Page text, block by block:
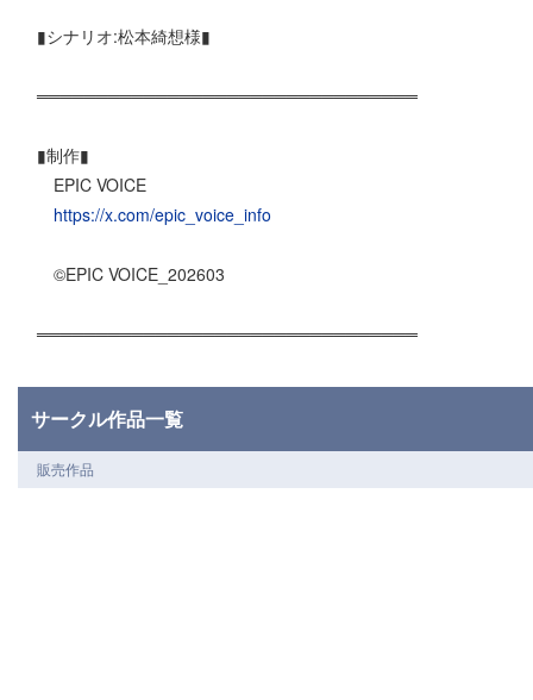
▮シナリオ:松本綺想様▮
════════════════════════════════
▮制作▮
EPIC VOICE
https://x.com/epic_voice_info
©EPIC VOICE_202603
════════════════════════════════
サークル作品一覧
販売作品